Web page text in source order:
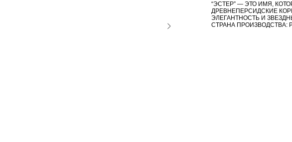
“ЭСТЕР” — ЭТО ИМЯ,
ДРЕВНЕПЕРСИДСКИЕ
ЭЛЕГАНТНОСТЬ И
СТРАНА ПРОИЗВОДСТВА: